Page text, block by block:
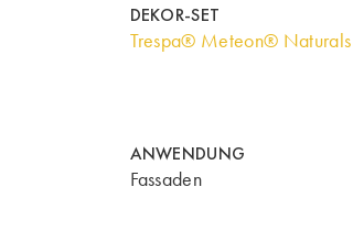
DEKOR-SET
Trespa® Meteon® Naturals
ANWENDUNG
Fassaden